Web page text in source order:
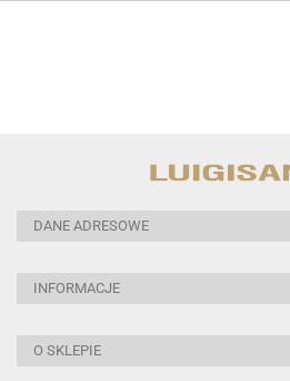
DANE ADRESOWE
INFORMACJE
O SKLEPIE